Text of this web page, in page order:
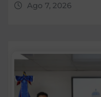
Ago 7, 2026